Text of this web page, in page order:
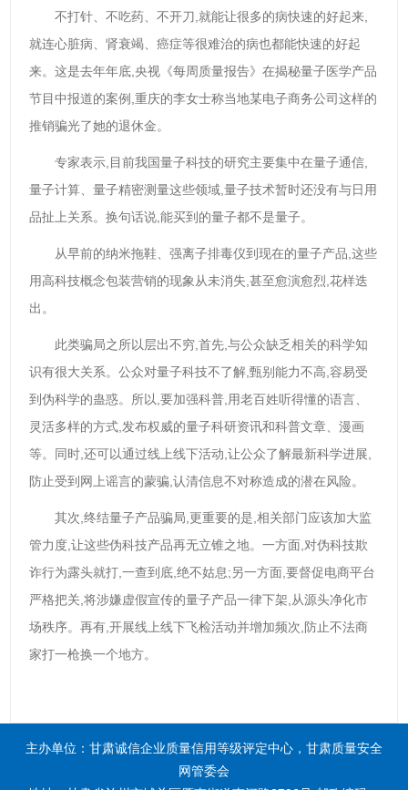
不打针、不吃药、不开刀,就能让很多的病快速的好起来,
就连心脏病、肾衰竭、癌症等很难治的病也都能快速的好起
来。这是去年年底,央视《每周质量报告》在揭秘量子医学产品
节目中报道的案例,重庆的李女士称当地某电子商务公司这样的
推销骗光了她的退休金。
专家表示,目前我国量子科技的研究主要集中在量子通信,
量子计算、量子精密测量这些领域,量子技术暂时还没有与日用
品扯上关系。换句话说,能买到的量子都不是量子。
从早前的纳米拖鞋、强离子排毒仪到现在的量子产品,这些
用高科技概念包装营销的现象从未消失,甚至愈演愈烈,花样迭
出。
此类骗局之所以层出不穷,首先,与公众缺乏相关的科学知
识有很大关系。公众对量子科技不了解,甄别能力不高,容易受
到伪科学的蛊惑。所以,要加强科普,用老百姓听得懂的语言、
灵活多样的方式,发布权威的量子科研资讯和科普文章、漫画
等。同时,还可以通过线上线下活动,让公众了解最新科学进展,
防止受到网上谣言的蒙骗,认清信息不对称造成的潜在风险。
其次,终结量子产品骗局,更重要的是,相关部门应该加大监
管力度,让这些伪科技产品再无立锥之地。一方面,对伪科技欺
诈行为露头就打,一查到底,绝不姑息;另一方面,要督促电商平台
严格把关,将涉嫌虚假宣传的量子产品一律下架,从源头净化市
场秩序。再有,开展线上线下飞检活动并增加频次,防止不法商
家打一枪换一个地方。
主办单位：甘肃诚信企业质量信用等级评定中心，甘肃质量安全
网管委会